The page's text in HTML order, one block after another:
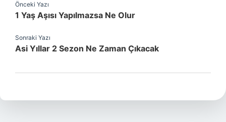
Önceki Yazı
1 Yaş Aşısı Yapılmazsa Ne Olur
Sonraki Yazı
Asi Yıllar 2 Sezon Ne Zaman Çıkacak